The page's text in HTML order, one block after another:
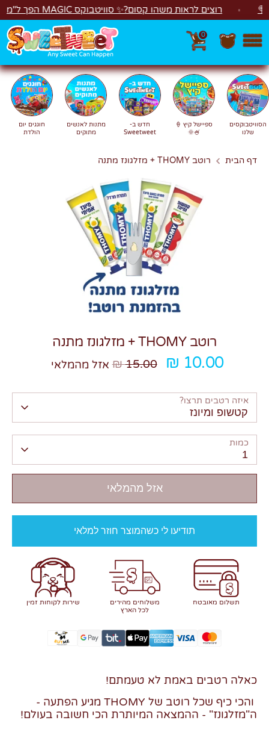
דלג רוצים לראות משהו קסום?✨ סוויטבוקס MAGIC הפך ל"מכונת משחקים"! 🎁🕹️
0
חפשחיפוש
צרו קשר
הסוויטבוקסים
שלנו
ספיישל קיץ 🍦
🍧🌞
חדש ב-
Sweetweet
מתנות לאנשים
מתוקים
חוגגים יום
הולדת
דף הבית רוטב THOMY + מזלגונז מתנה
רוטב THOMY + מזלגונז מתנה
10.00 ₪
מחיר
רגיל
15.00 ₪ אזל מהמלאי
איזה רטבים תרצו?
קטשופ ומיונז
כמות
1
אזל מהמלאי
תודיעו לי כשהמוצר חוזר למלאי
תשלום מאובטח
משלוחים מהירים
לכל הארץ
שירות לקוחות זמין
כאלה רטבים באמת לא טעמתם!
והכי כיף שכל רוטב של THOMY מגיע הפתעה -
ה"מזלגונז" - ההמצאה המיותרת הכי חשובה בעולם!